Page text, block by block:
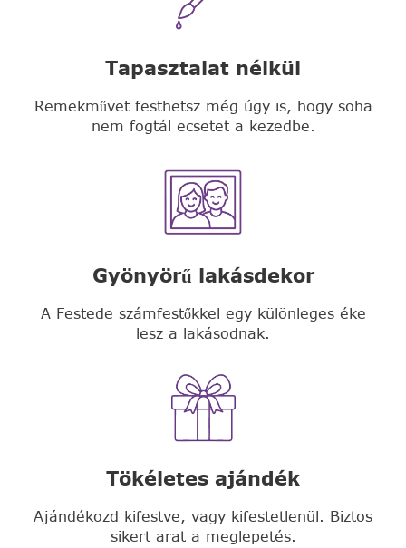
Tapasztalat nélkül
Remekművet festhetsz még úgy is, hogy soha
nem fogtál ecsetet a kezedbe.
Gyönyörű lakásdekor
A Festede számfestőkkel egy különleges éke
lesz a lakásodnak.
Tökéletes ajándék
Ajándékozd kifestve, vagy kifestetlenül. Biztos
sikert arat a meglepetés.